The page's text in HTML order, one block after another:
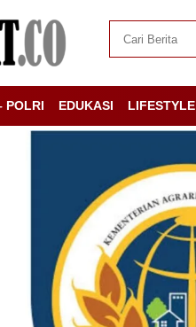
POLRI EDUKASI LIFESTYLE